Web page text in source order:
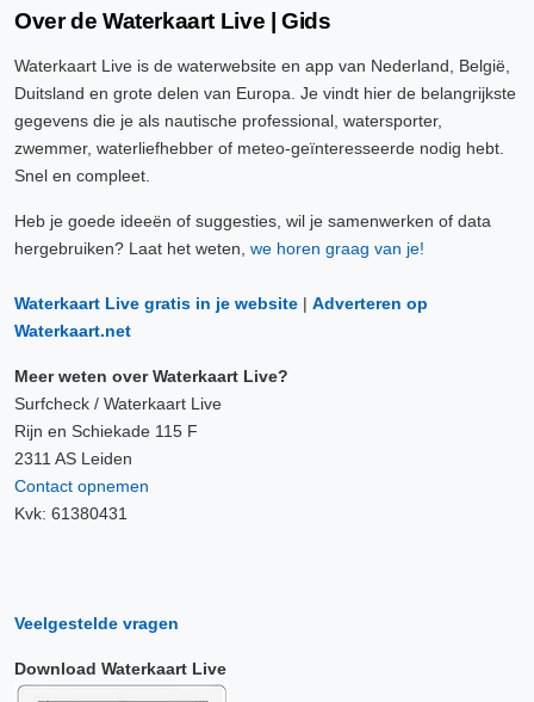
Over de Waterkaart Live | Gids
Waterkaart Live is de waterwebsite en app van Nederland, België,
Duitsland en grote delen van Europa. Je vindt hier de belangrijkste
gegevens die je als nautische professional, watersporter,
zwemmer, waterliefhebber of meteo-geïnteresseerde nodig hebt.
Snel en compleet.
Heb je goede ideeën of suggesties, wil je samenwerken of data
hergebruiken? Laat het weten, we horen graag van je!
Waterkaart Live gratis in je website | Adverteren op
Waterkaart.net
Meer weten over Waterkaart Live?
Surfcheck / Waterkaart Live
Rijn en Schiekade 115 F
2311 AS Leiden
Contact opnemen
Kvk: 61380431
Veelgestelde vragen
Download Waterkaart Live